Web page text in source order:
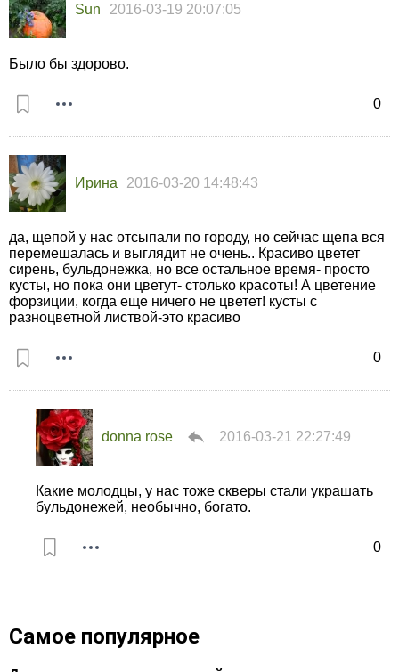
Sun 2016-03-19 20:07:05
0
Было бы здорово.
Ирина 2016-03-20 14:48:43
0
да, щепой у нас отсыпали по городу, но сейчас щепа вся
перемешалась и выглядит не очень.. Красиво цветет
сирень, бульдонежка, но все остальное время- просто
кусты, но пока они цветут- столько красоты! А цветение
форзиции, когда еще ничего не цветет! кусты с
разноцветной листвой-это красиво
donna rose 2016-03-21 22:27:49
0
Какие молодцы, у нас тоже скверы стали украшать
бульдонежей, необычно, богато.
Самое популярное